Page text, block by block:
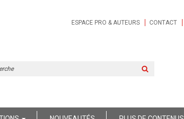
ESPACE PRO & AUTEURS CONTACT